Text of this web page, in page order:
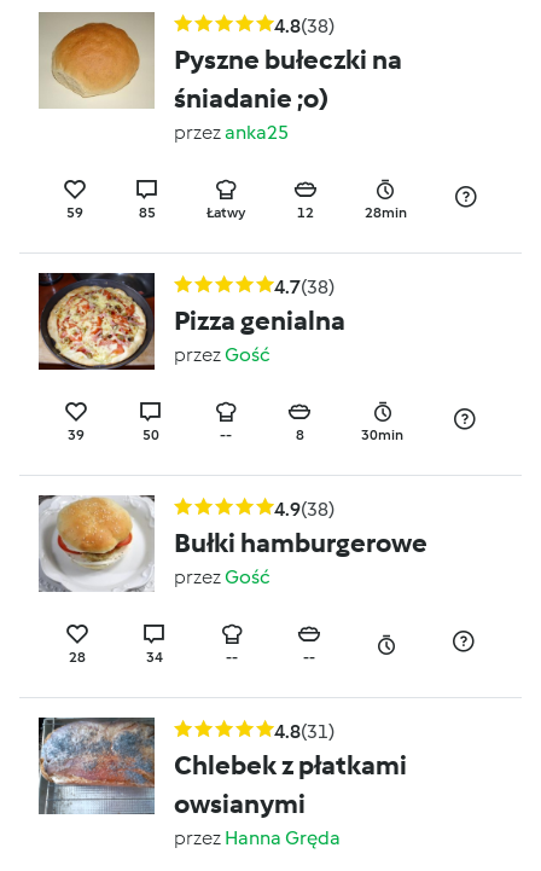
4.8(38)
Pyszne bułeczki na
śniadanie ;o)
przezanka25
59 85 Łatwy 12 28min
4.7(38)
Pizza genialna
przezGość
39 50 -- 8 30min
4.9(38)
Bułki hamburgerowe
przezGość
28 34 -- --
4.8(31)
Chlebek z płatkami
owsianymi
przez Hanna Gręda